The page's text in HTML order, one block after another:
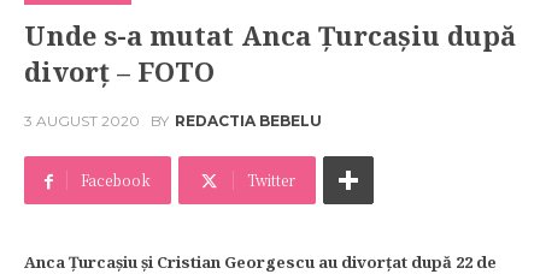
Unde s-a mutat Anca Țurcașiu după
divorț – FOTO
3 AUGUST 2020 BY REDACTIA BEBELU
Facebook Twitter
Anca Țurcașiu și Cristian Georgescu au divorțat după 22 de